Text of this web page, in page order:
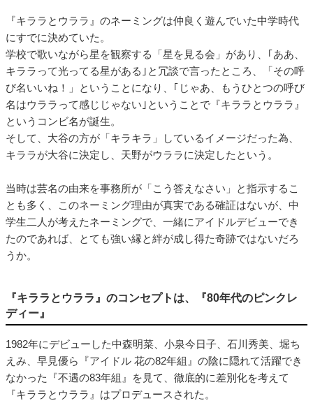
『キララとウララ』のネーミングは仲良く遊んでいた中学時代
にすでに決めていた。
学校で歌いながら星を観察する「星を見る会」があり、｢ああ、
キララって光ってる星がある｣と冗談で言ったところ、「その呼
び名いいね！」ということになり、｢じゃあ、もうひとつの呼び
名はウララって感じじゃない｣ということで『キララとウララ』
というコンビ名が誕生。
そして、大谷の方が「キラキラ」しているイメージだった為、
キララが大谷に決定し、天野がウララに決定したという。
当時は芸名の由来を事務所が「こう答えなさい」と指示するこ
とも多く、このネーミング理由が真実である確証はないが、中
学生二人が考えたネーミングで、一緒にアイドルデビューでき
たのであれば、とても強い縁と絆が成し得た奇跡ではないだろ
うか。
『キララとウララ』のコンセプトは、『80年代のピンクレ
ディー』
1982年にデビューした中森明菜、小泉今日子、石川秀美、堀ち
えみ、早見優ら『アイドル 花の82年組』の陰に隠れて活躍でき
なかった『不遇の83年組』を見て、徹底的に差別化を考えて
『キララとウララ』はプロデュースされた。